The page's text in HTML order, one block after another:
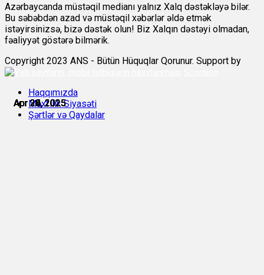
Apr 24, 2025
Apr 25, 2025
Apr 26, 2025
Apr 28, 2025
Apr 29, 2025
Apr 30, 2025
Azərbaycanda müstəqil medianı yalnız Xalq dəstəkləyə bilər.
Bu səbəbdən azad və müstəqil xəbərlər əldə etmək
istəyirsinizsə, bizə dəstək olun! Biz Xalqın dəstəyi olmadan,
fəaliyyət göstərə bilmərik.
Copyright 2023 ANS - Bütün Hüquqlar Qorunur. Support by
Haqqımızda
Məxfilik Siyasəti
Şərtlər və Qaydalar